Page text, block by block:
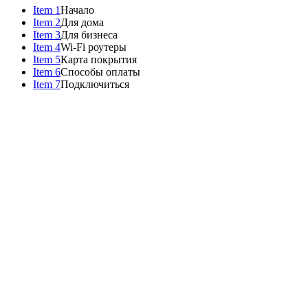
Item 1Начало
Item 2Для дома
Item 3Для бизнеса
Item 4Wi-Fi роутеры
Item 5Карта покрытия
Item 6Способы оплаты
Item 7Подключиться